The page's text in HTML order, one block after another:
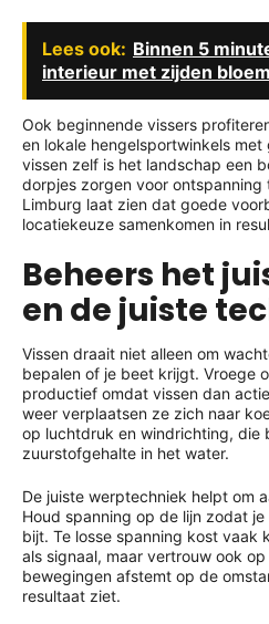
Lees ook: Binnen 5
interieur met zijden
Ook beginnende vissers
en lokale hengelsportwinkels
vissen zelf is het landschap een
dorpjes zorgen voor ontspanning
Limburg laat zien dat goede
locatiekeuze samenkomen in
Beheers het
en de juiste
Vissen draait niet alleen om
bepalen of je beet krijgt. Vroege
productief omdat vissen dan
weer verplaatsen ze zich naar
op luchtdruk en windrichting, die
zuurstofgehalte in het water.
De juiste werptechniek helpt om
Houd spanning op de lijn zodat
bijt. Te losse spanning kost vaak
als signaal, maar vertrouw ook
bewegingen afstemt op de
resultaat ziet.